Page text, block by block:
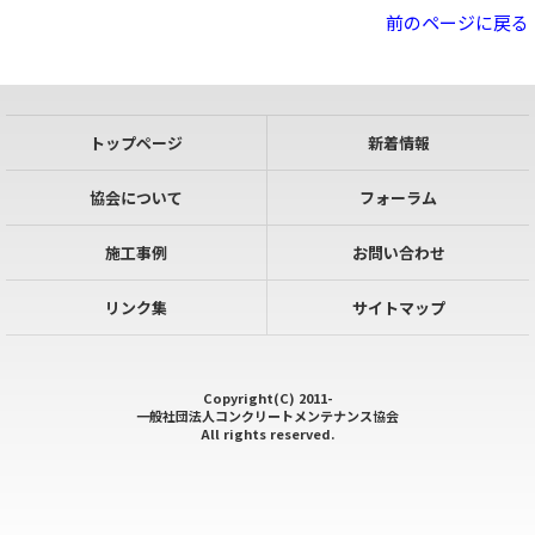
前のページに戻る
トップページ 新着情報
協会について フォーラム
施工事例 お問い合わせ
リンク集 サイトマップ
Copyright(C) 2011-
一般社団法人コンクリートメンテナンス協会
All rights reserved.